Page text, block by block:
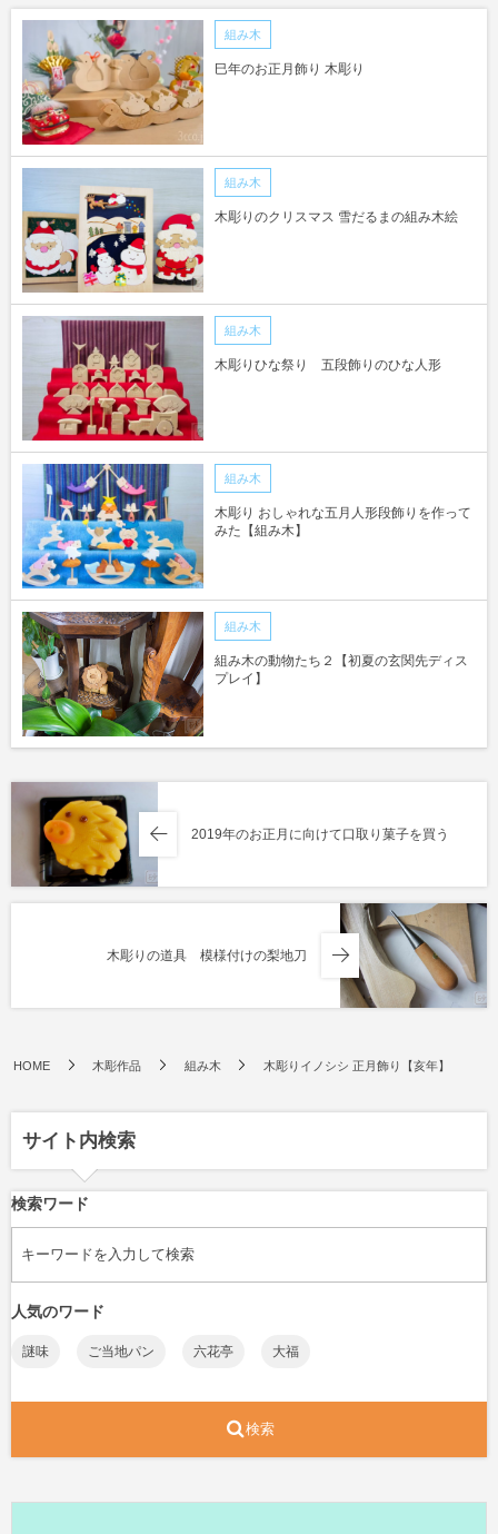
組み木
巳年のお正月飾り 木彫り
組み木
木彫りのクリスマス 雪だるまの組み木絵
組み木
木彫りひな祭り 五段飾りのひな人形
組み木
木彫り おしゃれな五月人形段飾りを作って
みた【組み木】
組み木
組み木の動物たち２【初夏の玄関先ディス
プレイ】
2019年のお正月に向けて口取り菓子を買う
木彫りの道具 模様付けの梨地刀
HOME 木彫作品 組み木 木彫りイノシシ 正月飾り【亥年】
サイト内検索
検索ワード
人気のワード
謎味 ご当地パン 六花亭 大福
検索